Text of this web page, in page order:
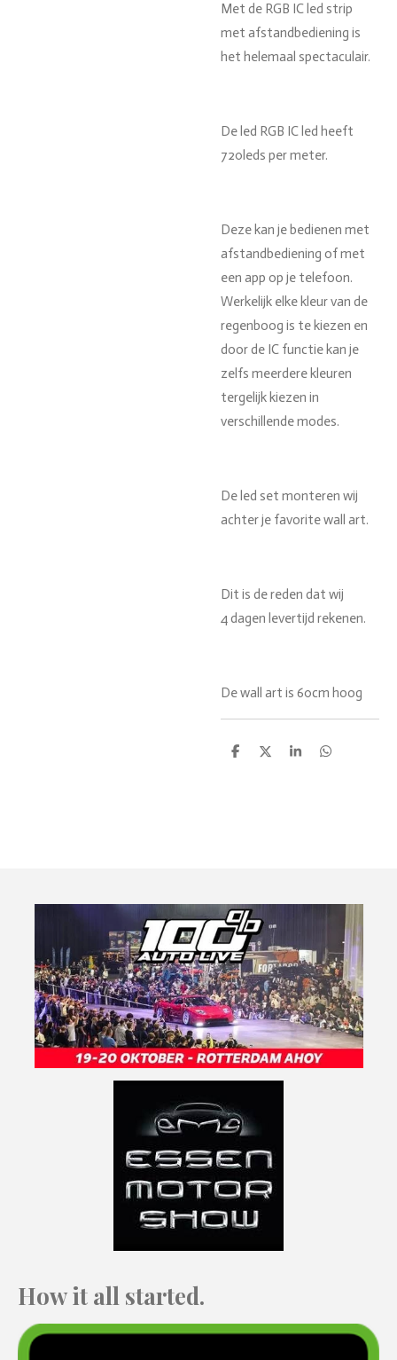
Met de RGB IC led strip
met afstandbediening is
het helemaal spectaculair.
De led RGB IC led heeft
720leds per meter.
Deze kan je bedienen met
afstandbediening of met
een app op je telefoon.
Werkelijk elke kleur van de
regenboog is te kiezen en
door de IC functie kan je
zelfs meerdere kleuren
tergelijk kiezen in
verschillende modes.
De led set monteren wij
achter je favorite wall art.
Dit is de reden dat wij
4 dagen levertijd rekenen.
De wall art is 60cm hoog
D
D
S
D
How it all started.